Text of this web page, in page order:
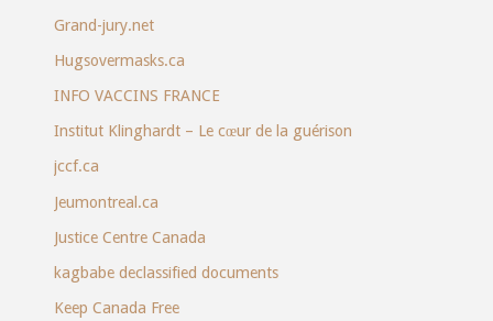
Grand-jury.net
Hugsovermasks.ca
INFO VACCINS FRANCE
Institut Klinghardt – Le cœur de la guérison
jccf.ca
Jeumontreal.ca
Justice Centre Canada
kagbabe declassified documents
Keep Canada Free